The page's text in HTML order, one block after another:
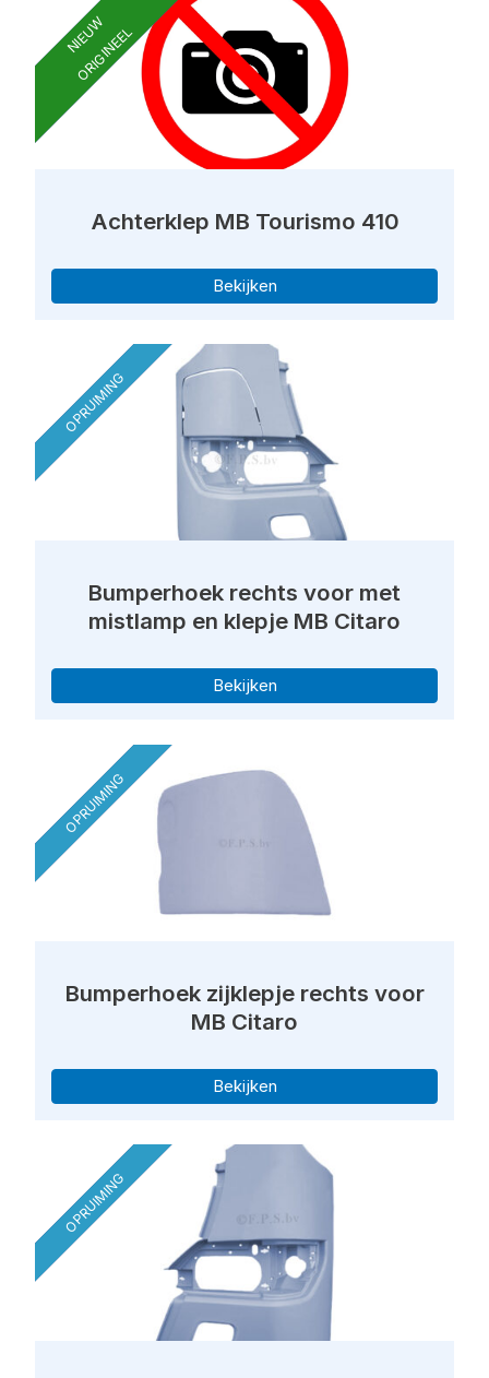
NIEUW
ORIGINEEL
Achterklep MB Tourismo 410
Bekijken
OPRUIMING
Bumperhoek rechts voor met
mistlamp en klepje MB Citaro
Bekijken
OPRUIMING
Bumperhoek zijklepje rechts voor
MB Citaro
Bekijken
OPRUIMING